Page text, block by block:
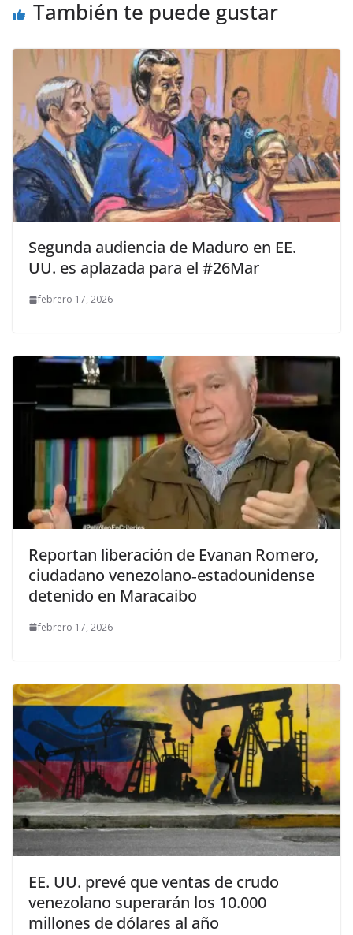
También te puede gustar
Segunda audiencia de Maduro en EE.
UU. es aplazada para el #26Mar
febrero 17, 2026
Reportan liberación de Evanan Romero,
ciudadano venezolano‑estadounidense
detenido en Maracaibo
febrero 17, 2026
EE. UU. prevé que ventas de crudo
venezolano superarán los 10.000
millones de dólares al año